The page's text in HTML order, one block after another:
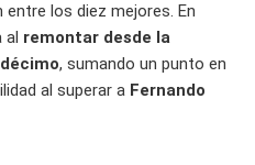
los diez mejores. En
al remontar desde la
, sumando un punto en
al superar a Fernando